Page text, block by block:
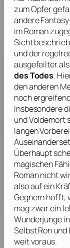
zum Opfer
andere
im Roman
Sicht
und der
ausgefeilter
des Todes.
den anderen
noch
Insbesondere
und Voldemort
langen
Überhaupt
magischen
Roman nicht
also auf ein
Gegnern hofft,
mag zwar ein
Wunderjunge
Selbst Ron
weit voraus.